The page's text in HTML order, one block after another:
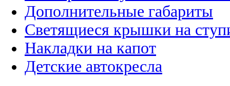
Дополнительные габариты
Светящиеся крышки на
Накладки на капот
Детские автокресла